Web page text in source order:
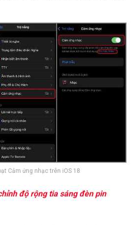
Cảm ứng nhạc trên iOS 18
độ rộng tia sáng đèn pin